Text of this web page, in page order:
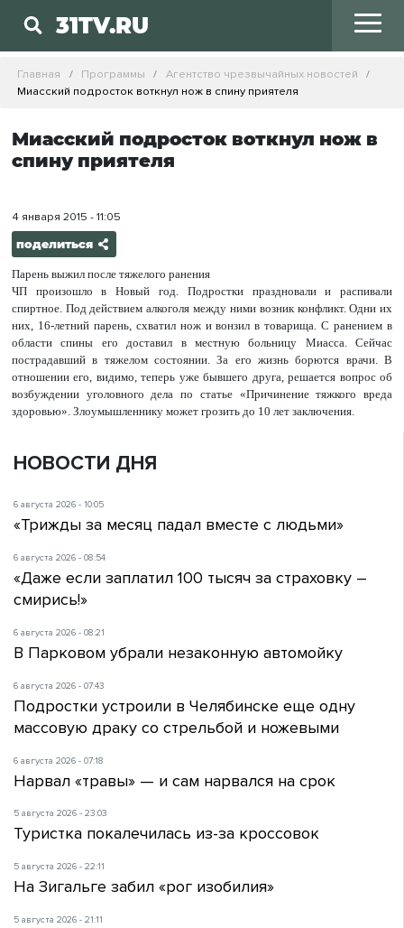
31TV.RU
Главная Программы
Агентство чрезвычайных новостей
Миасский подросток воткнул нож в спину приятеля
Миасский подросток воткнул нож в
спину приятеля
4 января 2015 - 11:05
поделиться
Парень выжил после тяжелого ранения
ЧП произошло в Новый год. Подростки праздновали и распивали
спиртное. Под действием алкоголя между ними возник конфликт. Одни их
них, 16-летний парень, схватил нож и вонзил в товарища. С ранением в
области спины его доставил в местную больницу Миасса. Сейчас
пострадавший в тяжелом состоянии. За его жизнь борются врачи. В
отношении его, видимо, теперь уже бывшего друга, решается вопрос об
возбуждении уголовного дела по статье «Причинение тяжкого вреда
здоровью». Злоумышленнику может грозить до 10 лет заключения.
НОВОСТИ ДНЯ
6 августа 2026 - 10:05
«Трижды за месяц падал вместе с людьми»
6 августа 2026 - 08:54
«Даже если заплатил 100 тысяч за страховку –
смирись!»
6 августа 2026 - 08:21
В Парковом убрали незаконную автомойку
6 августа 2026 - 07:43
Подростки устроили в Челябинске еще одну
массовую драку со стрельбой и ножевыми
6 августа 2026 - 07:18
Нарвал «травы» — и сам нарвался на срок
5 августа 2026 - 23:03
Туристка покалечилась из-за кроссовок
5 августа 2026 - 22:11
На Зигальге забил «рог изобилия»
5 августа 2026 - 21:11